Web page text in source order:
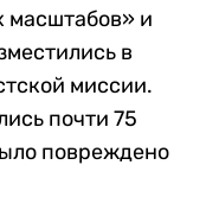
масштабов» и
в
миссии.
почти 75
повреждено